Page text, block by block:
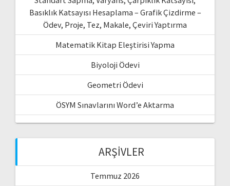
Basıklık Katsayısı Hesaplama – Grafik Çizdirme –
Ödev, Proje, Tez, Makale, Çeviri Yaptırma
Matematik Kitap Eleştirisi Yapma
Biyoloji Ödevi
Geometri Ödevi
ÖSYM Sınavlarını Word’e Aktarma
ARŞIVLER
Temmuz 2026